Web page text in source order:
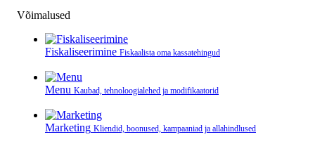
Võimalused
Fiskaliseerimine Fiskaalista oma kassatehingud
Menu Kaubad, tehnoloogialehed ja modifikaatorid
Marketing Kliendid, boonused, kampaaniad ja allahindlused